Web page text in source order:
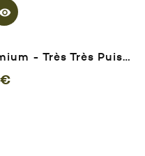
visibility
Fleurs Orangello CBC Premium - Très Très Puissante
Prix